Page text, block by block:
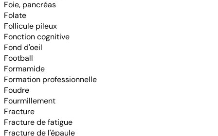
Foie, pancréas
Folate
Follicule pileux
Fonction cognitive
Fond d'oeil
Football
Formamide
Formation professionnelle
Foudre
Fourmillement
Fracture
Fracture de fatigue
Fracture de l'épaule